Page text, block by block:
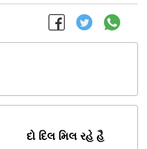
દો દિલ મિલ રહે હૈ